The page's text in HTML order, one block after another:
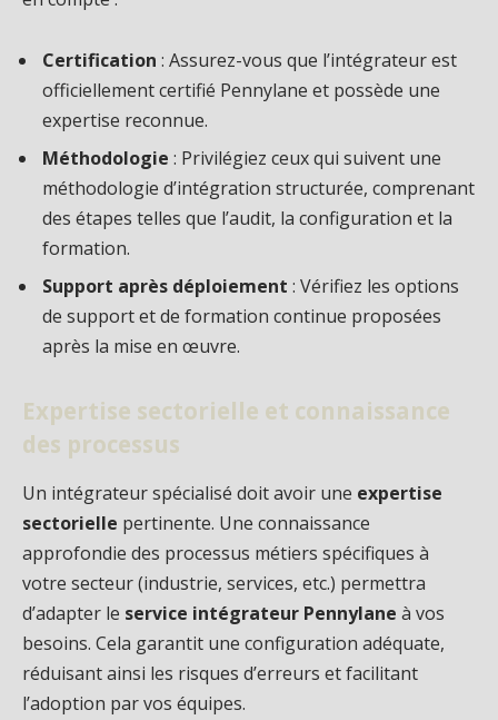
Certification : Assurez-vous que l’intégrateur est
officiellement certifié Pennylane et possède une
expertise reconnue.
Méthodologie : Privilégiez ceux qui suivent une
méthodologie d’intégration structurée, comprenant
des étapes telles que l’audit, la configuration et la
formation.
Support après déploiement : Vérifiez les options
de support et de formation continue proposées
après la mise en œuvre.
Expertise sectorielle et connaissance
des processus
Un intégrateur spécialisé doit avoir une expertise
sectorielle pertinente. Une connaissance
approfondie des processus métiers spécifiques à
votre secteur (industrie, services, etc.) permettra
d’adapter le service intégrateur Pennylane à vos
besoins. Cela garantit une configuration adéquate,
réduisant ainsi les risques d’erreurs et facilitant
l’adoption par vos équipes.